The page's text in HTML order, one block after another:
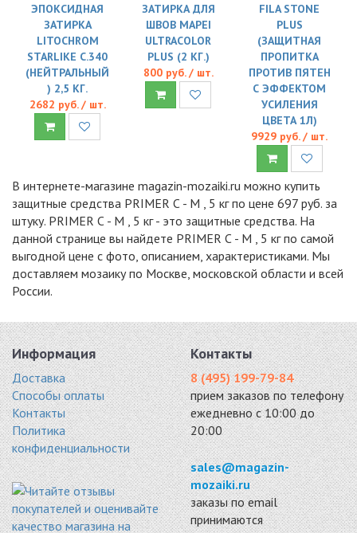
ЭПОКСИДНАЯ
ЗАТИРКА
LITOCHROM
STARLIKE C.340
(НЕЙТРАЛЬНЫЙ
) 2,5 КГ.
2682 руб. / шт.
ЗАТИРКА ДЛЯ
ШВОВ MAPEI
ULTRACOLOR
PLUS (2 КГ.)
800 руб. / шт.
FILA STONE
PLUS
(ЗАЩИТНАЯ
ПРОПИТКА
ПРОТИВ ПЯТЕН
С ЭФФЕКТОМ
УСИЛЕНИЯ
ЦВЕТА 1Л)
9929 руб. / шт.
В интернете-магазине magazin-mozaiki.ru можно купить
защитные средства PRIMER С - М , 5 кг по цене 697 руб. за
штуку. PRIMER С - М , 5 кг - это защитные средства. На
данной странице вы найдете PRIMER С - М , 5 кг по самой
выгодной цене с фото, описанием, характеристиками. Мы
доставляем мозаику по Москве, московской области и всей
России.
Информация
Доставка
Способы оплаты
Контакты
Политика
конфиденциальности
Контакты
8 (495) 199-79-84
прием заказов по телефону
ежедневно с 10:00 до
20:00
sales@magazin-
mozaiki.ru
заказы по email
принимаются